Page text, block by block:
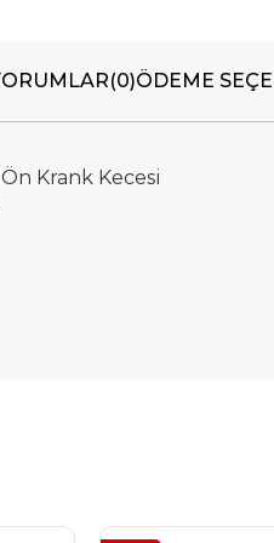
(0)ÖDEME
Krank Kecesi